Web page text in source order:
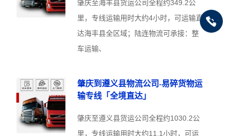
肇庆至海丰县货运公司全程约349.2公
里，专线运输用时大约4小时，可运输直
达海丰县全区域；陆连物流可承接：整
车运输、
肇庆到遵义县物流公司-易碎货物运
输专线「全境直达」
肇庆至遵义县货运公司全程约1030.2公
里，专线运输用时大约11.1小时，可运